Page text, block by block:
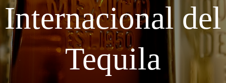
Internacional del
Tequila